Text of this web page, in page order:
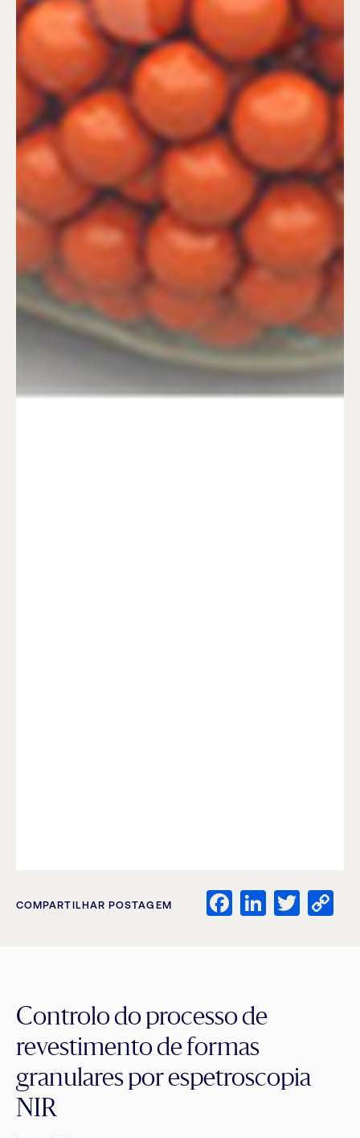
COMPARTILHAR POSTAGEM Facebook
LinkedIn
Controlo do processo de
revestimento de formas
granulares por espetroscopia
NIR